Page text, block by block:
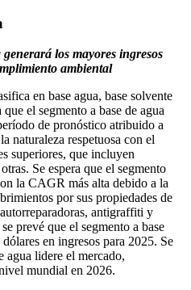
los mayores ingresos
ambiental
en base agua, base solvente
que el segmento a base de agua
de pronóstico atribuido a
naturaleza respetuosa con el
superiores, que incluyen
Se espera que el segmento
la CAGR más alta debido a la
por sus propiedades de
antigraffiti y
prevé que el segmento a base
en ingresos para 2025. Se
agua lidere el mercado,
mundial en 2026.